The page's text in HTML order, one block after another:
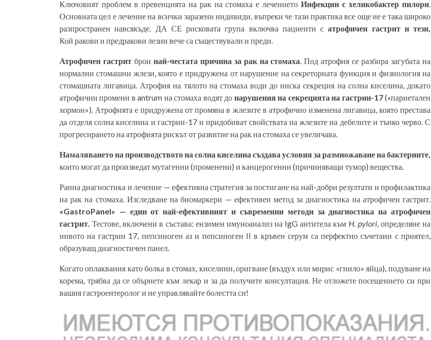
Ключовият проблем в превенцията на рак на стомаха е лечениетоИнфекции с хеликобактер пилори.
Основната цел е лечение на всички заразени индивиди, въпреки че тази практика все още не е така широко
разпространен навсякъде. ДА СЕ рисковата група включва пациенти сатрофичен гастрит и тези,
Кой ракови и предракови лезии вече са съществували и преди.
Атрофичен гастритброи най-честата причина за рак на стомаха. Под атрофия се разбира загубата на
нормални стомашни жлези, която е придружена от нарушение на секреторната функция и физиология на
стомашната лигавица. Атрофия на тялото на стомаха води до ниска секреция на солна киселина, докато
атрофични промени в antrum на стомаха водят до нарушения на секрецията на гастрин-17(«париетален
хормон»). Атрофията е придружена от промяна в жлезите в атрофично изменена лигавица, която престава
да отделя солна киселина и гастрин-17 и придобиват свойствата на жлезите на дебелите и тънко черво. С
прогресирането на атрофията рискът от развитие на рак на стомаха се увеличава.
Намаляването на производството на солна киселина създава условия за размножаване на бактериите,
които могат да произведат мутагенни (променени) и канцерогенни (причиняващи тумор) вещества.
Ранна диагностика и лечение — ефективна стратегия за постигане на най-добри резултати и профилактика
на рак на стомаха. Изследване на биомаркери — ефективен метод за диагностика на атрофичен гастрит.
«GastroPanel» — един от най-ефективният и съвременни методи за диагностика на атрофичен
гастрит. Тестове, включени в състава: ензимен имуноанализ на IgG антитела към H. pylori, определяне на
нивото на гастрин 17, пепсиноген аз и пепсиноген II в кръвен серум са перфектно съчетани с приятел,
образуващ диагностичен панел.
Когато оплаквания като болка в стомах, киселини, оригване (въздух или мирис «гнило» яйца), подуване на
корема, трябва да се обърнете към лекар и за да получите консултация. Не отложете посещението си при
вашия гастроентеролог и не управлявайте болестта си!